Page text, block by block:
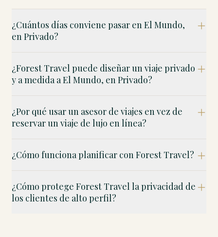
¿Cuántos días conviene pasar en El Mundo,
en Privado?
¿Forest Travel puede diseñar un viaje privado
y a medida a El Mundo, en Privado?
¿Por qué usar un asesor de viajes en vez de
reservar un viaje de lujo en línea?
¿Cómo funciona planificar con Forest Travel?
¿Cómo protege Forest Travel la privacidad de
los clientes de alto perfil?